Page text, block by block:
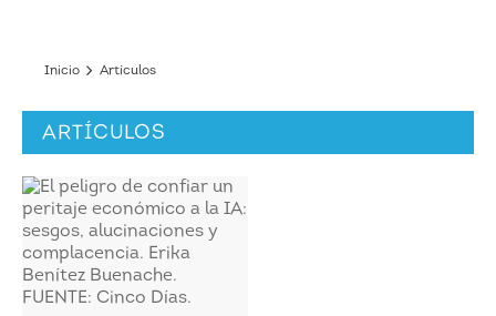
Inicio Artículos
ARTÍCULOS